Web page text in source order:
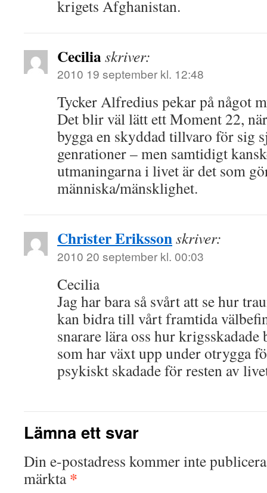
krigets Afghanistan.
Ceciliaskriver:
2010 19 september kl. 12:48
Tycker Alfredius pekar på något
Det blir väl lätt ett Moment 22,
bygga en skyddad tillvaro för sig
genrationer – men samtidigt
utmaningarna i livet är det som
människa/mänsklighet.
Christer Erikssonskriver:
2010 20 september kl. 00:03
Cecilia
Jag har bara så svårt att se hur
kan bidra till vårt framtida
snarare lära oss hur
som har växt upp under otrygga
psykiskt skadade för resten av
Lämna ett svar
Din e-postadress kommer inte
märkta*